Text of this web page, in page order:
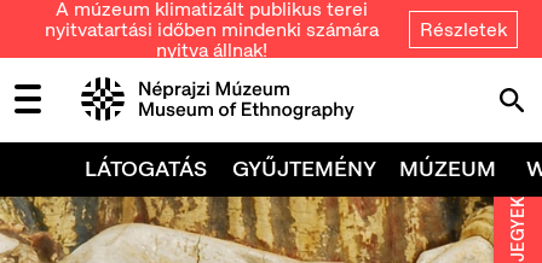
A múzeum klimatizált publikus terei
nyitvatartási időben mindenki számára
nyitva állnak!
Részletek
LÁTOGATÁS GYŰJTEMÉNY MÚZEUM
JEGYEK